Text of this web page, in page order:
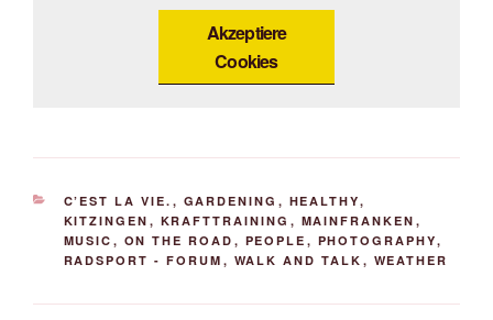
Akzeptiere
Cookies
KATEGORIEN
C’EST LA VIE. , GARDENING , HEALTHY,
KITZINGEN , KRAFTTRAINING , MAINFRANKEN ,
MUSIC , ON THE ROAD , PEOPLE , PHOTOGRAPHY,
RADSPORT - FORUM , WALK AND TALK , WEATHER